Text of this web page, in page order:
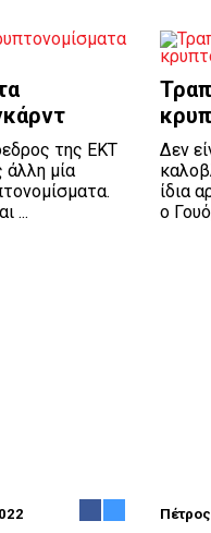
της ΕΚΤ
άλλη μία
...
Δεν
ίδια
ο